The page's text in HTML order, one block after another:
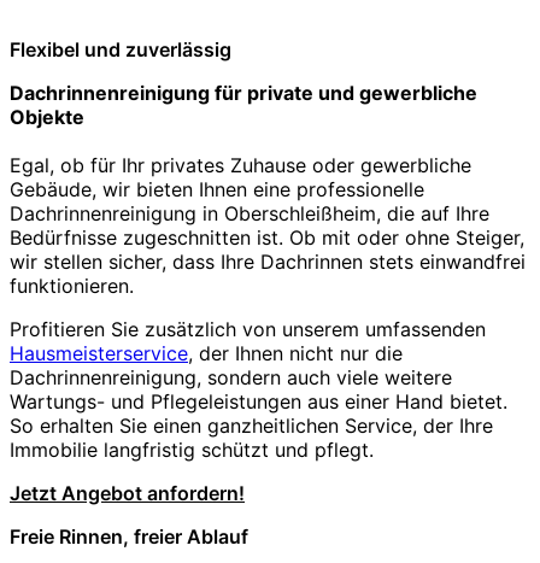
Flexibel und zuverlässig
Dachrinnenreinigung für private und gewerbliche
Objekte
Egal, ob für Ihr privates Zuhause oder gewerbliche
Gebäude, wir bieten Ihnen eine professionelle
Dachrinnenreinigung in Oberschleißheim, die auf Ihre
Bedürfnisse zugeschnitten ist. Ob mit oder ohne Steiger,
wir stellen sicher, dass Ihre Dachrinnen stets einwandfrei
funktionieren.
Profitieren Sie zusätzlich von unserem umfassenden
Hausmeisterservice, der Ihnen nicht nur die
Dachrinnenreinigung, sondern auch viele weitere
Wartungs- und Pflegeleistungen aus einer Hand bietet.
So erhalten Sie einen ganzheitlichen Service, der Ihre
Immobilie langfristig schützt und pflegt.
Jetzt Angebot anfordern!
Freie Rinnen, freier Ablauf